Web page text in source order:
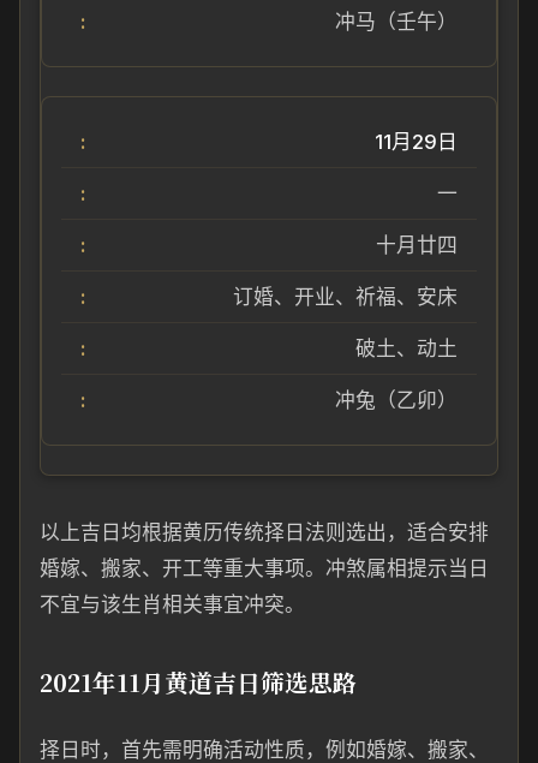
冲马（壬午）
11月29日
一
十月廿四
订婚、开业、祈福、安床
破土、动土
冲兔（乙卯）
以上吉日均根据黄历传统择日法则选出，适合安排
婚嫁、搬家、开工等重大事项。冲煞属相提示当日
不宜与该生肖相关事宜冲突。
2021年11月黄道吉日筛选思路
择日时，首先需明确活动性质，例如婚嫁、搬家、